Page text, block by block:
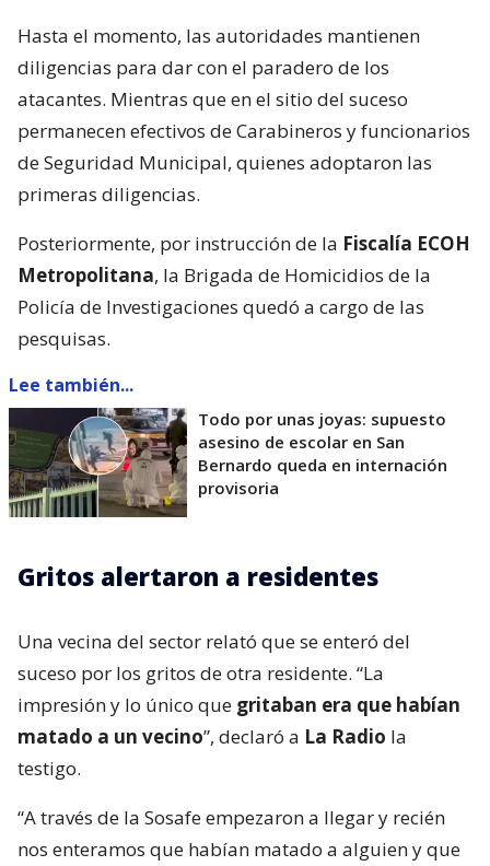
Hasta el momento, las autoridades mantienen
diligencias para dar con el paradero de los
atacantes. Mientras que en el sitio del suceso
permanecen efectivos de Carabineros y funcionarios
de Seguridad Municipal, quienes adoptaron las
primeras diligencias.
Posteriormente, por instrucción de la Fiscalía ECOH
Metropolitana, la Brigada de Homicidios de la
Policía de Investigaciones quedó a cargo de las
pesquisas.
Lee también...
Todo por unas joyas: supuesto
asesino de escolar en San
Bernardo queda en internación
provisoria
Gritos alertaron a residentes
Una vecina del sector relató que se enteró del
suceso por los gritos de otra residente. “La
impresión y lo único que gritaban era que habían
matado a un vecino”, declaró a La Radio la
testigo.
“A través de la Sosafe empezaron a llegar y recién
nos enteramos que habían matado a alguien y que